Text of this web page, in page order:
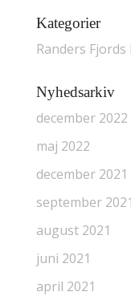
Kategorier
Randers
Nyhedsarkiv
december 2022
maj 2022
december 2021
september 2021
august 2021
juni 2021
april 2021